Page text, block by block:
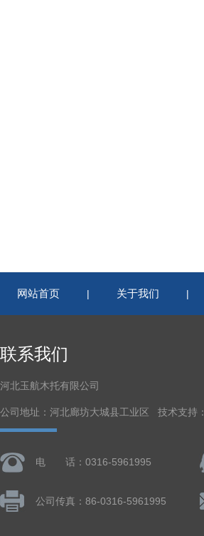
网站首页 | 关于我们 |
联系我们
河北玉航木托有限公司
公司地址：河北廊坊大城县工业区 技术支持：
电 话：0316-5961995
公司传真：86-0316-5961995